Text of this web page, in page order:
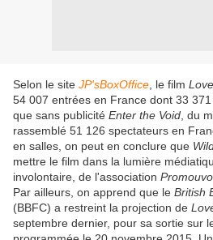
Selon le site JP'sBoxOffice , le film Love
54 007 entrées en France dont 33
que sans publicité Enter the Void , du
rassemblé 51 126 spectateurs en
en salles, on peut en conclure que
mettre le film dans la lumière
involontaire, de l'association
Par ailleurs, on apprend que le British
(BBFC) a restreint la projection de
septembre dernier, pour sa sortie sur